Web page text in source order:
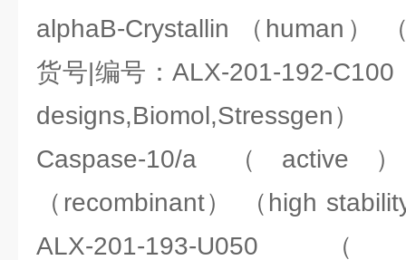
alphaB-Crystallin （human）
货号|编号：ALX-201-192-C100
designs,Biomol,Stressgen）
Caspase-10/a （
（recombinant） （high
ALX-201-193-U050（